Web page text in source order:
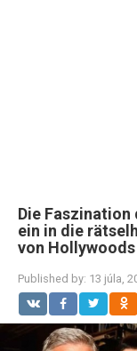
Die
ein in die
von
Published by: 13 júla,